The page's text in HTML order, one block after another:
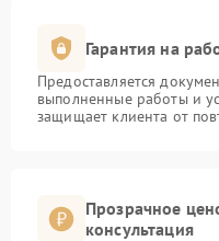
Гарантия на
Предоставляется
выполненные работы и
защищает клиента от
Прозрачное
консультация